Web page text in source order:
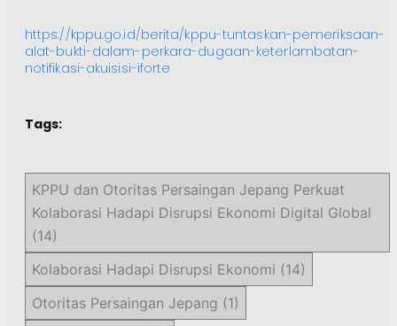
https://kppu.go.id/berita/kppu-tuntaskan-pemeriksaan-
alat-bukti-dalam-perkara-dugaan-keterlambatan-
notifikasi-akuisisi-iforte
Tags:
KPPU dan Otoritas Persaingan Jepang Perkuat
Kolaborasi Hadapi Disrupsi Ekonomi Digital Global
(14)
Kolaborasi Hadapi Disrupsi Ekonomi (14)
Otoritas Persaingan Jepang (1)